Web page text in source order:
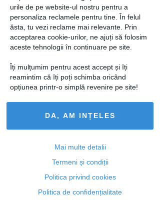
urile de pe website-ul nostru pentru a
personaliza reclamele pentru tine. În felul
ăsta, tu vezi reclame mai relevante. Prin
acceptarea cookie-urilor, ne ajuți să folosim
aceste tehnologii în continuare pe site.
Îți mulțumim pentru acest accept și îți
reamintim că îți poți schimba oricând
opțiunea printr-o simplă revenire pe site!
DA, AM INȚELES
Mai multe detalii
Termeni și condiții
Politica privind cookies
Politica de confidențialitate
Articolul următor
si peFACEBOOK
Articole similare